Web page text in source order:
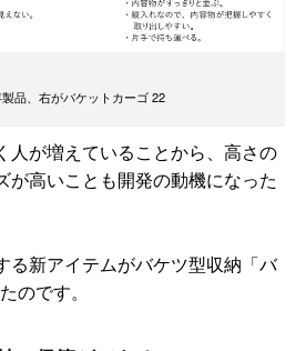
品、右がバケットカーゴ 22
人が増えていることから、高さの
が高いことも開発の動機になった
る新アイテムがバケツ型収納「バ
のです。